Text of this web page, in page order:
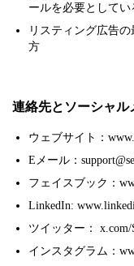
ールを必要としてい
リスティング広告
方
連絡先とソーシャル
ウェブサイト：
Eメール：
フェイスブック：
LinkedIn:
ツイッター： x.com/
インスタグラム：